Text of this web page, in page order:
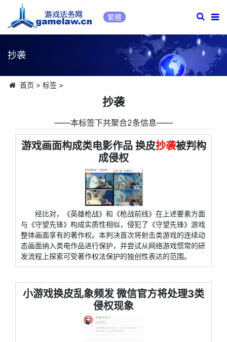
繁體
抄袭
首页 > 标签>
抄袭
――本标签下共聚合2条信息――
游戏画面构成类电影作品 换皮抄袭被判构
成侵权
经比对，《英雄枪战》和《枪战前线》在上述要素方面
与《守望先锋》构成实质性相似，侵犯了《守望先锋》游戏
整体画面享有的著作权。本判决首次将射击类游戏的连续动
态画面纳入类电作品进行保护，并尝试从网络游戏惯常的研
发流程上探索可受著作权法保护的独创性表达的范围。
小游戏换皮乱象频发 微信官方将处理3类
侵权现象